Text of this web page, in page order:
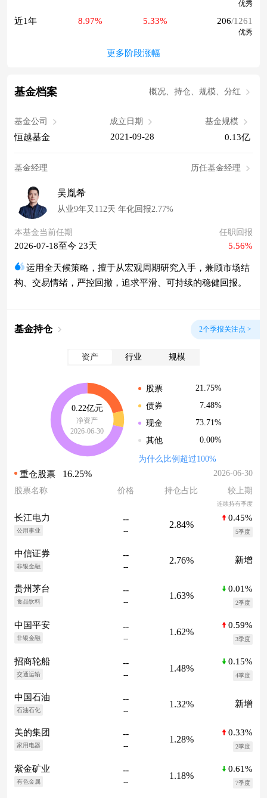
优秀
近1年 8.97% 5.33% 206/1261
优秀
更多阶段涨幅
基金档案 概况、持仓、规模、分红
基金公司
恒越基金
成立日期
2021-09-28
基金规模
0.13亿
基金经理 历任基金经理
吴胤希
从业9年又112天 年化回报2.77%
本基金当前任期
2026-07-18至今 23天
任职回报
5.56%
运用全天候策略，擅于从宏观周期研究入手，兼顾市场结
构、交易情绪，严控回撤，追求平滑、可持续的稳健回报。
基金持仓 2个季报关注点 >
资产 行业 规模
0.22亿元
净资产
2026-06-30
股票
21.75%
债券
7.48%
现金
73.71%
其他
0.00%
为什么比例超过100%
重仓股票 16.25%
2026-06-30
股票名称
价格 持仓占比 较上期
连续持有季度
长江电力
公用事业
--
--
2.84%
0.45%
5季度
中信证券
非银金融
--
--
2.76% 新增
贵州茅台
食品饮料
--
--
1.63%
0.01%
2季度
中国平安
非银金融
--
--
1.62%
0.59%
3季度
招商轮船
交通运输
--
--
1.48%
0.15%
4季度
中国石油
石油石化
--
--
1.32% 新增
美的集团
家用电器
--
--
1.28%
0.33%
2季度
紫金矿业
有色金属
--
--
1.18%
0.61%
7季度